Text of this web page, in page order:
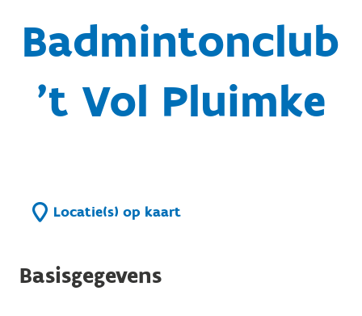
Badmintonclub
't Vol Pluimke
Locatie(s) op kaart
Basisgegevens